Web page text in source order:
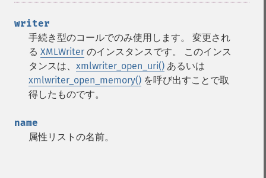
writer
手続き型のコールでのみ使用します。 変更され
る XMLWriter のインスタンスです。 このインス
タンスは、 xmlwriter_open_uri() あるいは
xmlwriter_open_memory() を呼び出すことで取
得したものです。
name
属性リストの名前。